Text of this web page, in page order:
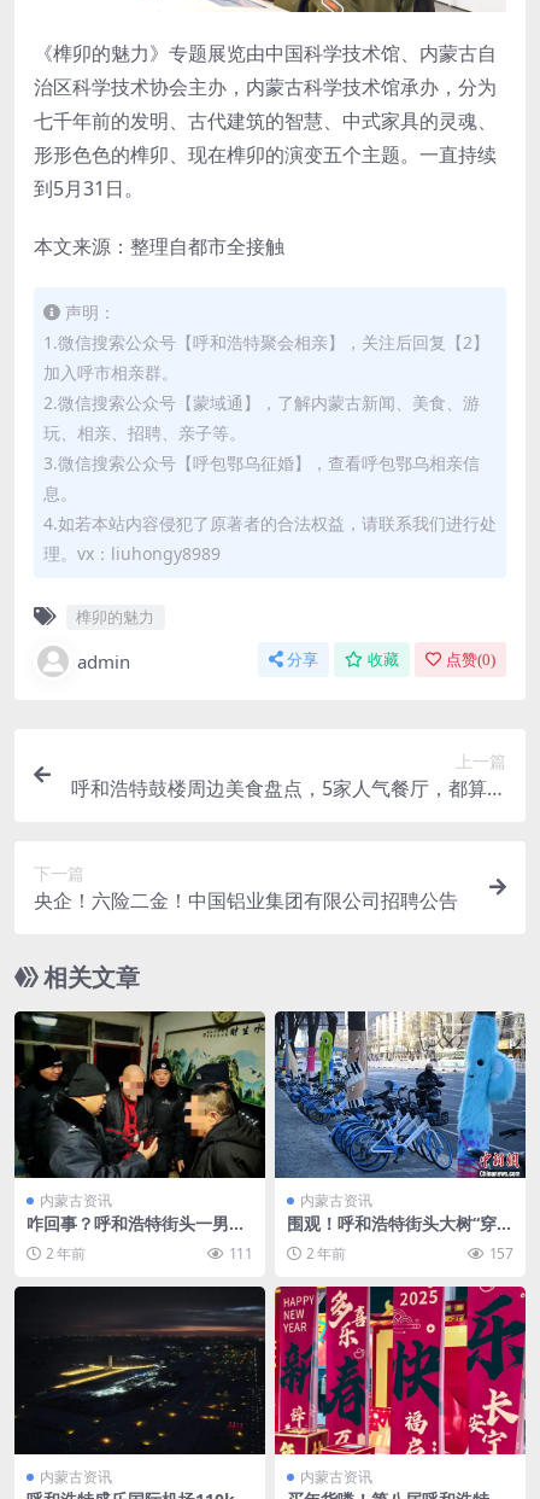
《榫卯的魅力》专题展览由中国科学技术馆、内蒙古自
治区科学技术协会主办，内蒙古科学技术馆承办，分为
七千年前的发明、古代建筑的智慧、中式家具的灵魂、
形形色色的榫卯、现在榫卯的演变五个主题。一直持续
到5月31日。
本文来源：整理自都市全接触
声明：
1.微信搜索公众号【呼和浩特聚会相亲】，关注后回复【2】
加入呼市相亲群。
2.微信搜索公众号【蒙域通】，了解内蒙古新闻、美食、游
玩、相亲、招聘、亲子等。
3.微信搜索公众号【呼包鄂乌征婚】，查看呼包鄂乌相亲信
息。
4.如若本站内容侵犯了原著者的合法权益，请联系我们进行处
理。vx：liuhongy8989
榫卯的魅力
admin 分享 收藏 点赞(0)
上一篇
呼和浩特鼓楼周边美食盘点，5家人气餐厅，都算老
下一篇
央企！六险二金！中国铝业集团有限公司招聘公告
相关文章
内蒙古资讯
咋回事？呼和浩特街头一男子
躺在路边……
2 年前 111
内蒙古资讯
围观！呼和浩特街头大树“穿毛
衣”…2 年前 157
内蒙古资讯 内蒙古资讯